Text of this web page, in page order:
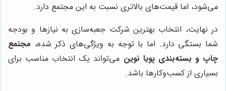
می‌شود، اما قیمت‌های بالاتری نسبت به این مجتمع دارد.
در نهایت، انتخاب بهترین شرکت جعبه‌سازی به نیازها و بودجه
شما بستگی دارد. اما با توجه به ویژگی‌های ذکر شده، مجتمع
چاپ و بسته‌بندی پویا نوین می‌تواند یک انتخاب مناسب برای
بسیاری از کسب‌وکارها باشد.